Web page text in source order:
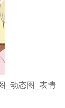
_动态图_表情